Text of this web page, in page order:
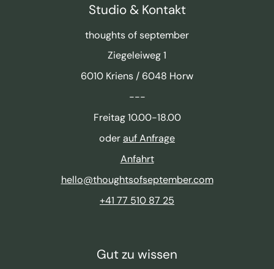
Studio & Kontakt
thoughts of september
Ziegeleiweg 1
6010 Kriens / 6048 Horw
---
Freitag 10.00-18.00
oderauf Anfrage
Anfahrt
hello@thoughtsofseptember.com
+41 77 510 87 25
Gut zu wissen